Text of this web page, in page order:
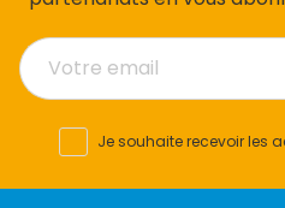
Je souhaite recevoir les